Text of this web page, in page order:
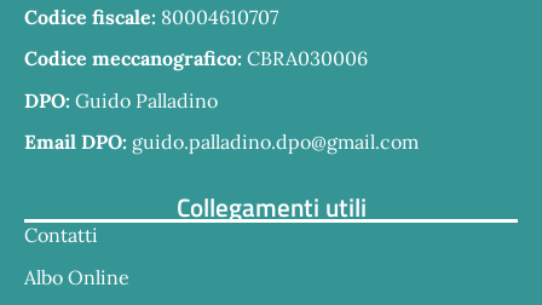
Codice fiscale: 80004610707
Codice meccanografico: CBRA030006
DPO: Guido Palladino
Email DPO: guido.palladino.dpo@gmail.com
Collegamenti utili
Contatti
Albo Online